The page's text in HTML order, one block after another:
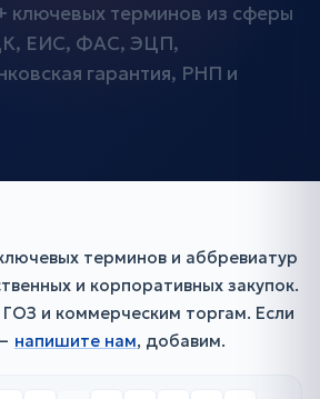
ключевых терминов из сферы
ЕИС, ФАС, ЭЦП,
гарантия, РНП и
терминов и аббревиатур
и корпоративных закупок.
и коммерческим торгам. Если
напишите нам, добавим.